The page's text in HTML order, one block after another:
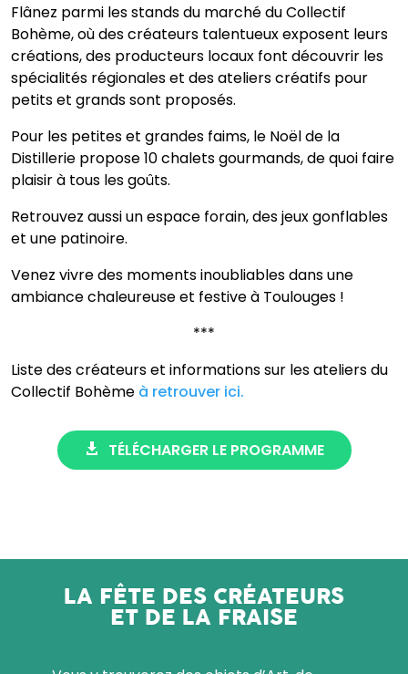
Flânez parmi les stands du marché du Collectif
Bohème, où des créateurs talentueux exposent leurs
créations, des producteurs locaux font découvrir les
spécialités régionales et des ateliers créatifs pour
petits et grands sont proposés.
Pour les petites et grandes faims, le Noël de la
Distillerie propose 10 chalets gourmands, de quoi faire
plaisir à tous les goûts.
Retrouvez aussi un espace forain, des jeux gonflables
et une patinoire.
Venez vivre des moments inoubliables dans une
ambiance chaleureuse et festive à Toulouges !
***
Liste des créateurs et informations sur les ateliers du
Collectif Bohème à retrouver ici.
TÉLÉCHARGER LE PROGRAMME
LA FÊTE DES CRÉATEURS
ET DE LA FRAISE